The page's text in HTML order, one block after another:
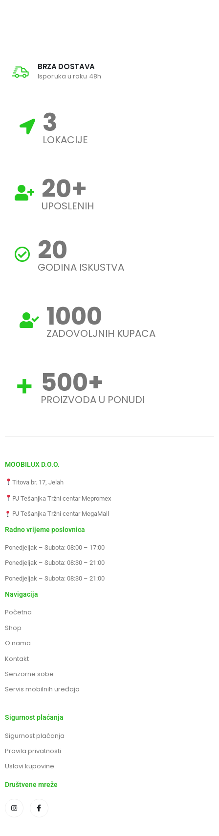
BRZA DOSTAVA
Isporuka u roku 48h
3
LOKACIJE
20+
UPOSLENIH
20
GODINA ISKUSTVA
1000
ZADOVOLJNIH KUPACA
500+
PROIZVODA U PONUDI
MOOBILUX D.O.O.
Titova br. 17, Jelah
PJ Tešanjka Tržni centar Mepromex
PJ Tešanjka Tržni centar MegaMall
Radno vrijeme poslovnica
Ponedjeljak – Subota: 08:00 – 17:00
Ponedjeljak – Subota: 08:30 – 21:00
Ponedjeljak – Subota: 08:30 – 21:00
Navigacija
Početna
Shop
O nama
Kontakt
Senzorne sobe
Servis mobilnih uređaja
Sigurnost plaćanja
Sigurnost plaćanja
Pravila privatnosti
Uslovi kupovine
Društvene mreže